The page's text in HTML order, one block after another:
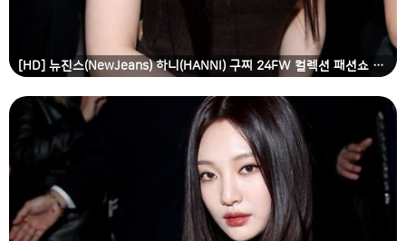
[HD] 뉴진스(NewJeans) 하니(HANNI) 구찌 24FW 컬렉션 패션쇼 고화질 화보